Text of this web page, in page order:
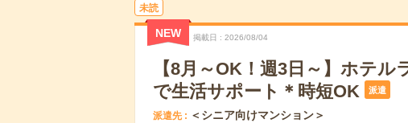
未読
NEW 掲載日 2026/08/04
【8月～OK！週3日～】ホテ
で生活サポート＊時短OK
派遣
派遣先 ＜シニア向けマンション＞